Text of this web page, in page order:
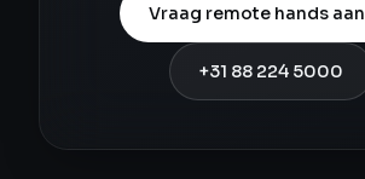
Vraag remote hands aan
+31 88 224 5000